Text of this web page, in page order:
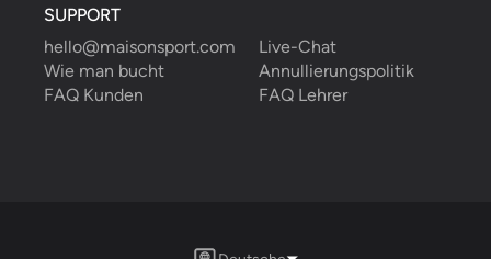
SUPPORT
hello@maisonsport.com
Live-Chat
Wie man bucht
Annullierungspolitik
FAQ Kunden
FAQ Lehrer